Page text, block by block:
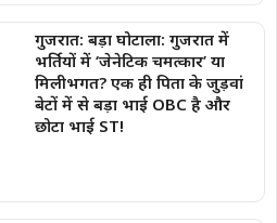
गुजरात: बड़ा घोटाला: गुजरात में
भर्तियों में ‘जेनेटिक चमत्कार’ या
मिलीभगत? एक ही पिता के जुड़वां
बेटों में से बड़ा भाई OBC है और
छोटा भाई ST!